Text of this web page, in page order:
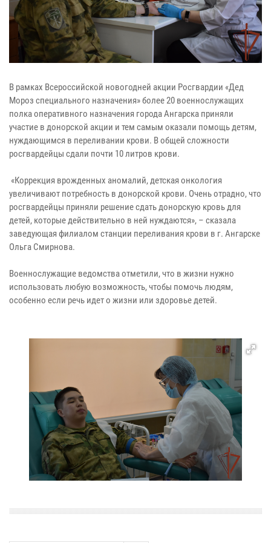
В рамках Всероссийской новогодней акции Росгвардии «Дед
Мороз специального назначения» более 20 военнослужащих
полка оперативного назначения города Ангарска приняли
участие в донорской акции и тем самым оказали помощь детям,
нуждающимся в переливании крови. В общей сложности
росгвардейцы сдали почти 10 литров крови.
«Коррекция врожденных аномалий, детская онкология
увеличивают потребность в донорской крови. Очень отрадно, что
росгвардейцы приняли решение сдать донорскую кровь для
детей, которые действительно в ней нуждаются», – сказала
заведующая филиалом станции переливания крови в г. Ангарске
Ольга Смирнова.
Военнослужащие ведомства отметили, что в жизни нужно
использовать любую возможность, чтобы помочь людям,
особенно если речь идет о жизни или здоровье детей.